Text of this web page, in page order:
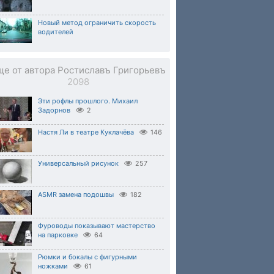
Новый метод ограничить скорость
водителей
от автора Ростиславъ Григорьевъ
2098
Эти рофлы прошлого. Михаил
Задорнов
2
Настя Ли в театре Куклачёва 146
Универсальный рисунок 257
ASMR замена подошвы 182
Фуроводы показывают мастерство
на парковке
64
Рюмки и бокалы с фигурными
ножками
61